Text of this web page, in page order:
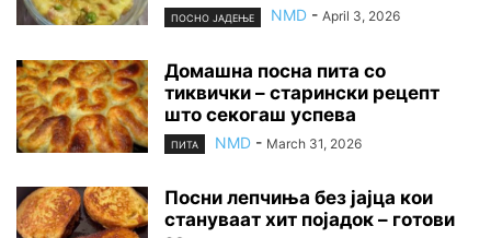
ПОСНО ЈАДЕЊЕ NMD - April 3, 2026
Домашна посна пита со
тиквички – старински рецепт
што секогаш успева
ПИТА NMD - March 31, 2026
Посни лепчиња без јајца кои
стануваат хит појадок – готови